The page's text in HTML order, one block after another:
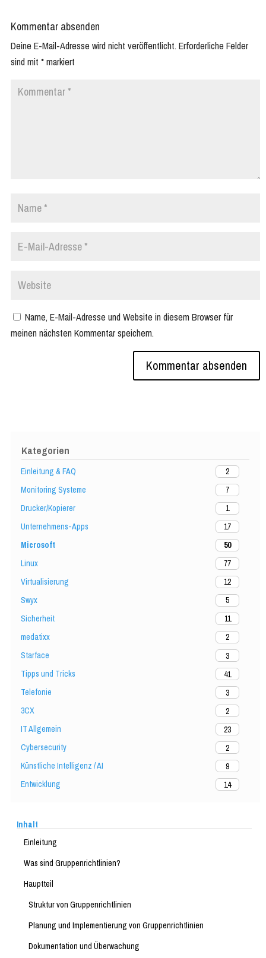
Kategorien
Einleitung & FAQ
2
Monitoring Systeme
7
Drucker/Kopierer
1
Unternehmens-Apps
17
Microsoft
50
Linux
77
Virtualisierung
12
Swyx
5
Sicherheit
11
medatixx
2
Starface
3
Tipps und Tricks
41
Telefonie
3
3CX
2
IT Allgemein
23
Cybersecurity
2
Künstliche Intelligenz / AI
9
Entwicklung
14
Inhalt
Einleitung
Was sind Gruppenrichtlinien?
Hauptteil
Struktur von Gruppenrichtlinien
Planung und Implementierung von Gruppenrichtlinien
Dokumentation und Überwachung
Kommentar absenden
Deine E-Mail-Adresse wird nicht veröffentlicht. Erforderliche Felder
sind mit *markiert
Name, E-Mail-Adresse und Website in diesem Browser für
meinen nächsten Kommentar speichern.